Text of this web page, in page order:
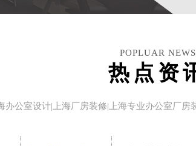
POPLUAR NEWS
热点资
办公室设计|上海厂房装修|上海专业办公室厂